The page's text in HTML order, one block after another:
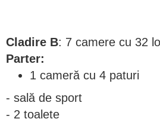
Cladire B: 7 camere cu 32
Parter:
1 cameră cu 4 paturi
- sală de sport
- 2 toalete